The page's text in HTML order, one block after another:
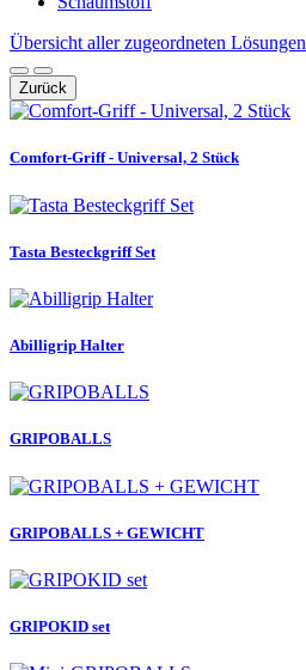
Übersicht aller zugeordneten Lösungen
Zurück
Comfort-Griff - Universal, 2 Stück
Tasta Besteckgriff Set
Abilligrip Halter
GRIPOBALLS
GRIPOBALLS + GEWICHT
GRIPOKID set